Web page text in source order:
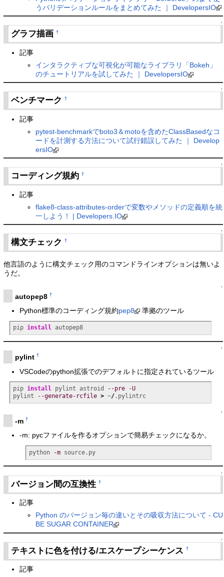
うバリデーションルールをまとめてみた ｜ DevelopersIO
↑
グラフ描画†
記事
インタラクティブな可視化が可能なライブラリ「Bokeh」
のチュートリアルを試してみた ｜ DevelopersIO
↑
ベンチマーク†
記事
pytest-benchmarkでboto3＆motoを含めたClassBasedなコ
ードを計測する方法について試行錯誤してみた ｜ Develop
ersIO
↑
コーディング規約†
記事
flake8-class-attributes-orderで変数やメソッドの定義順を統
一しよう！ | Developers.IO
↑
構文チェック†
他言語のように構文チェック用のコマンドラインオプションは無いよ
うだ。
↑
autopep8 †
Python標準のコーディング規約pep8 準拠のツール
pip install autopep8
↑
pylint †
VSCodeのpython拡張でのデフォルトに指定されているツール
pip install pylint astroid --pre
-U
pylint
--generate-rcfile > ~/.pylintrc
↑
-m †
-m: pycファイルを作るオプションで簡易チェックになるか。
python -m source.py
↑
バージョン間の互換性†
記事
Python のバージョン毎の違いとその吸収方法について - CU
BE SUGAR CONTAINER
↑
テキストに色を付ける/エスケープシーケンス†
記事